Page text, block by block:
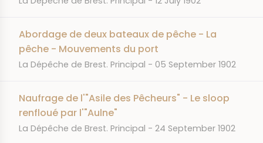
Abordage de deux bateaux de pêche - La
pêche - Mouvements du port
JOURNAL
La Dépêche de Brest. Principal DATE
05 September 1902
Naufrage de l'"Asile des Pêcheurs" - Le sloop
renfloué par l'"Aulne"
JOURNAL
La Dépêche de Brest. Principal DATE
24 September 1902